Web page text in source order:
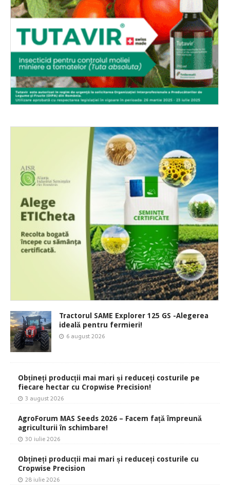
Tractorul SAME Explorer 125 GS -Alegerea
ideală pentru fermieri!
6 august 2026
Obțineți producții mai mari și reduceți costurile pe
fiecare hectar cu Cropwise Precision!
3 august 2026
AgroForum MAS Seeds 2026 – Facem față împreună
agriculturii în schimbare!
30 iulie 2026
Obțineți producții mai mari și reduceți costurile cu
Cropwise Precision
28 iulie 2026